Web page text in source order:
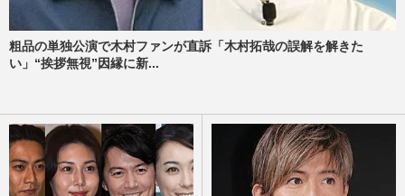
粗品の単独公演で木村ファンが直訴「木村拓哉の誤解を解きた
い」“挨拶無視”因縁に新...